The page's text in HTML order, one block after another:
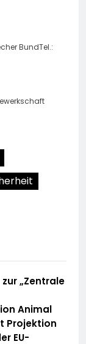
BundTel.:
„Zentrale
Animal
Projektion
EU-